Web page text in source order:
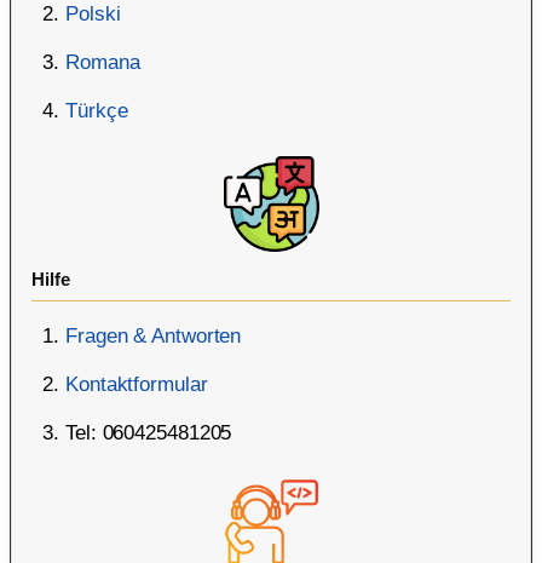
Polski
Romana
Türkçe
Hilfe
Fragen & Antworten
Kontaktformular
Tel: 060425481205